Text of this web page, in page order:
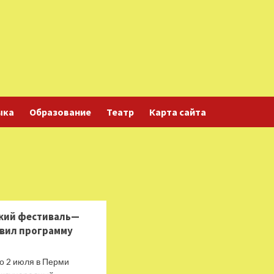
Образование Театр Карта сайта
фестиваль—
программу
2 июля в Перми